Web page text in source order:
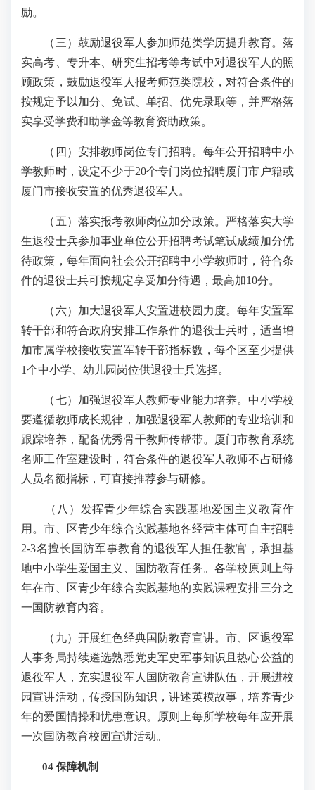
励。
（三）鼓励退役军人参加师范类学历提升教育。落
实高考、专升本、研究生招考等考试中对退役军人的照
顾政策，鼓励退役军人报考师范类院校，对符合条件的
按规定予以加分、免试、单招、优先录取等，并严格落
实享受学费和助学金等教育资助政策。
（四）安排教师岗位专门招聘。每年公开招聘中小
学教师时，设定不少于20个专门岗位招聘厦门市户籍或
厦门市接收安置的优秀退役军人。
（五）落实报考教师岗位加分政策。严格落实大学
生退役士兵参加事业单位公开招聘考试笔试成绩加分优
待政策，每年面向社会公开招聘中小学教师时，符合条
件的退役士兵可按规定享受加分待遇，最高加10分。
（六）加大退役军人安置进校园力度。每年安置军
转干部和符合政府安排工作条件的退役士兵时，适当增
加市属学校接收安置军转干部指标数，每个区至少提供
1个中小学、幼儿园岗位供退役士兵选择。
（七）加强退役军人教师专业能力培养。中小学校
要遵循教师成长规律，加强退役军人教师的专业培训和
跟踪培养，配备优秀骨干教师传帮带。厦门市教育系统
名师工作室建设时，符合条件的退役军人教师不占研修
人员名额指标，可直接推荐参与研修。
（八）发挥青少年综合实践基地爱国主义教育作
用。市、区青少年综合实践基地各经营主体可自主招聘
2-3名擅长国防军事教育的退役军人担任教官，承担基
地中小学生爱国主义、国防教育任务。各学校原则上每
年在市、区青少年综合实践基地的实践课程安排三分之
一国防教育内容。
（九）开展红色经典国防教育宣讲。市、区退役军
人事务局持续遴选熟悉党史军史军事知识且热心公益的
退役军人，充实退役军人国防教育宣讲队伍，开展进校
园宣讲活动，传授国防知识，讲述英模故事，培养青少
年的爱国情操和忧患意识。原则上每所学校每年应开展
一次国防教育校园宣讲活动。
04 保障机制